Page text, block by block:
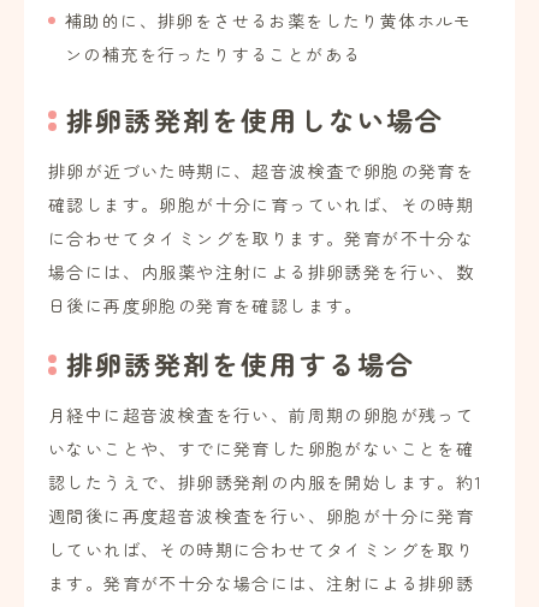
補助的に、排卵をさせるお薬をしたり黄体ホルモ
ンの補充を行ったりすることがある
排卵誘発剤を使用しない場合
排卵が近づいた時期に、超音波検査で卵胞の発育を
確認します。卵胞が十分に育っていれば、その時期
に合わせてタイミングを取ります。発育が不十分な
場合には、内服薬や注射による排卵誘発を行い、数
日後に再度卵胞の発育を確認します。
排卵誘発剤を使用する場合
月経中に超音波検査を行い、前周期の卵胞が残って
いないことや、すでに発育した卵胞がないことを確
認したうえで、排卵誘発剤の内服を開始します。約1
週間後に再度超音波検査を行い、卵胞が十分に発育
していれば、その時期に合わせてタイミングを取り
ます。発育が不十分な場合には、注射による排卵誘